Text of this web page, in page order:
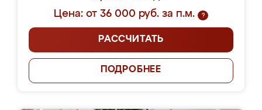
Цена: от 36 000 руб. за п.м.
?
РАССЧИТАТЬ
ПОДРОБНЕЕ